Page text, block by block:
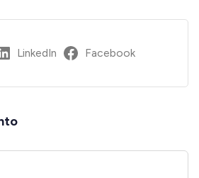
LinkedIn Facebook